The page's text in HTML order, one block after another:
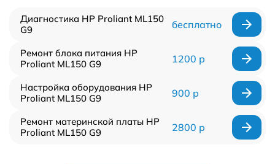
Диагностика HP Proliant ML150
G9
бесплатно
Ремонт блока питания HP
Proliant ML150 G9
1200 р
Настройка оборудования HP
Proliant ML150 G9
900 р
Ремонт материнской платы HP
Proliant ML150 G9
2800 р